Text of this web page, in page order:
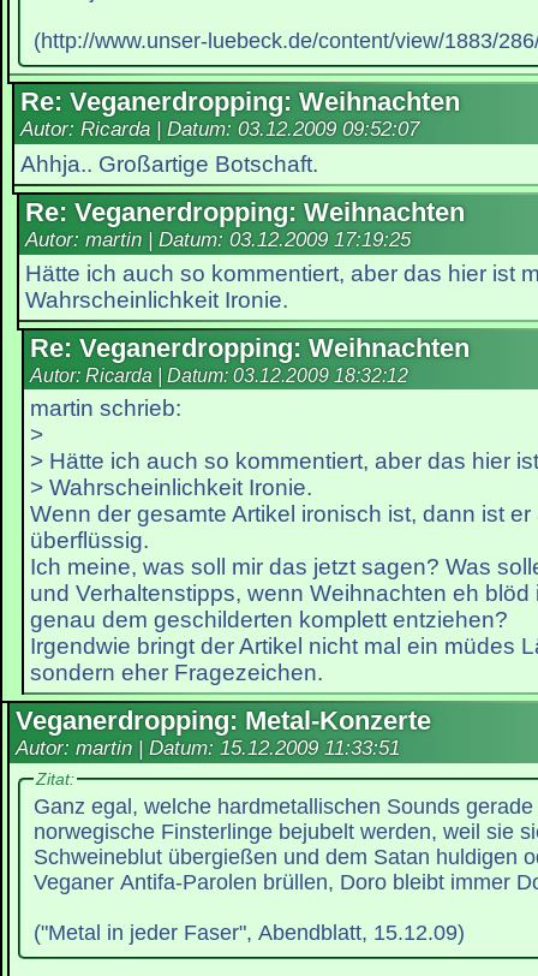
(http://www.unser-luebeck.de/content/view/1883/
Re: Veganerdropping: Weihnachten
Autor: Ricarda | Datum: 03.12.2009 09:52:07
Ahhja.. Großartige Botschaft.
Re: Veganerdropping: Weihnachten
Autor: martin | Datum: 03.12.2009 17:19:25
Hätte ich auch so kommentiert, aber das hier ist
Wahrscheinlichkeit Ironie.
Re: Veganerdropping: Weihnachten
Autor: Ricarda | Datum: 03.12.2009 18:32:12
martin schrieb:
>
> Hätte ich auch so kommentiert, aber das hier
> Wahrscheinlichkeit Ironie.
Wenn der gesamte Artikel ironisch ist, dann ist
überflüssig.
Ich meine, was soll mir das jetzt sagen? Was
und Verhaltenstipps, wenn Weihnachten eh blöd
genau dem geschilderten komplett entziehen?
Irgendwie bringt der Artikel nicht mal ein müdes
sondern eher Fragezeichen.
Veganerdropping: Metal-Konzerte
Autor: martin | Datum: 15.12.2009 11:33:51
Zitat:
Ganz egal, welche hardmetallischen Sounds
norwegische Finsterlinge bejubelt werden, weil sie
Schweineblut übergießen und dem Satan huldigen
Veganer Antifa-Parolen brüllen, Doro bleibt immer
("Metal in jeder Faser", Abendblatt, 15.12.09)